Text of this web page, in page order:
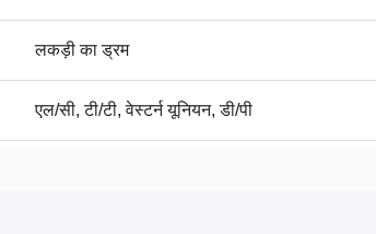
लकड़ी का ड्रम
एल/सी, टी/टी, वेस्टर्न यूनियन, डी/पी